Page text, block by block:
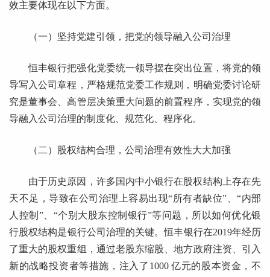
效主要体现在以下方面。
（一）坚持党建引领，把党的领导融入公司治理
恒丰银行把强化党委统一领导摆在突出位置，将党的领
导写入公司章程，严格规范党委工作规则，明确党委讨论研
究是董事会、高管层决策重大问题的前置程序，实现党的领
导融入公司治理的制度化、规范化、程序化。
（二）股权结构合理，公司治理有效性大大加强
由于历史原因，许多国内中小银行在股权结构上存在先
天不足，导致在公司治理上容易出现“所有者缺位”、“内部
人控制”、“个别大股东控制银行”等问题，所以如何优化银
行股权结构是银行公司治理的关键。恒丰银行在2019年经历
了重大的股权重组，通过老股东缩股、地方政府注资、引入
新的战略投资者等措施，注入了1000 亿元的股本资金，不